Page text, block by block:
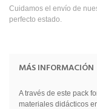
Cuidamos el envío de
perfecto estado.
MÁS INFORMACIÓN
A través de este pack
materiales didácticos